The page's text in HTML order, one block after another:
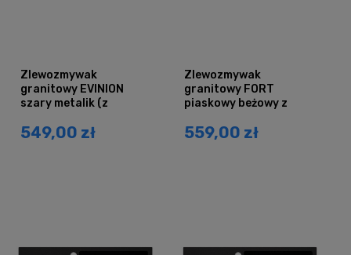
Zlewozmywak
granitowy EVINION
szary metalik (z
549,00 zł
Zlewozmywak
granitowy FORT
piaskowy beżowy z
559,00 zł